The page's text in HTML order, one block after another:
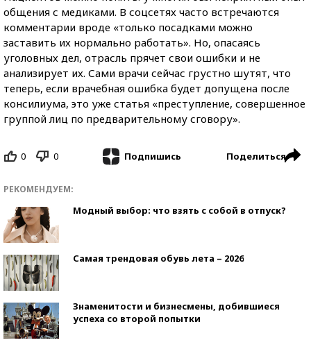
общения с медиками. В соцсетях часто встречаются
комментарии вроде «только посадками можно
заставить их нормально работать». Но, опасаясь
уголовных дел, отрасль прячет свои ошибки и не
анализирует их. Сами врачи сейчас грустно шутят, что
теперь, если врачебная ошибка будет допущена после
консилиума, это уже статья «преступление, совершенное
группой лиц по предварительному сговору».
0 0 Подпишись Поделиться
РЕКОМЕНДУЕМ:
Модный выбор: что взять с собой в отпуск?
Самая трендовая обувь лета – 2026
Знаменитости и бизнесмены, добившиеся
успеха со второй попытки